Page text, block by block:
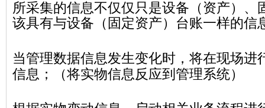
所采集的信息不仅仅只是设备（资产）、
该具有与设备（固定资产）台账一样的信
当管理数据信息发生变化时，将在现场进
信息；（将实物信息反应到管理系统）